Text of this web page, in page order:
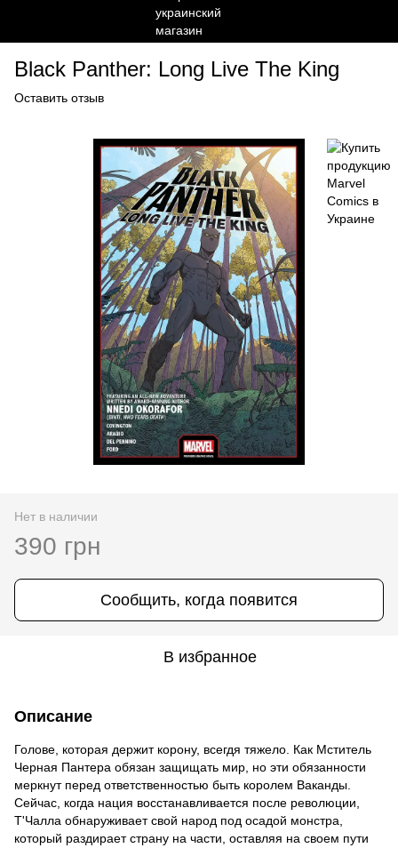
Black Panther: Long Live The King
Оставить отзыв
Нет в наличии
390 грн
Сообщить, когда появится
В избранное
Описание
Голове, которая держит корону, всегдя тяжело. Как Мститель
Черная Пантера обязан защищать мир, но эти обязанности
меркнут перед ответственностью быть королем Ваканды.
Сейчас, когда нация восстанавливается после революции,
Т'Чалла обнаруживает свой народ под осадой монстра,
который раздирает страну на части, оставляя на своем пути